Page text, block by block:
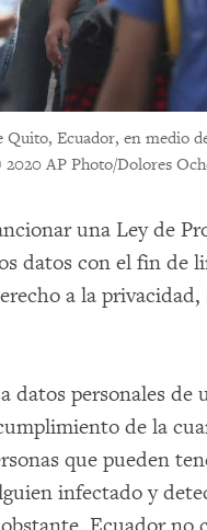
Ecuador, en medio
AP Photo/Dolores
una Ley de
datos con el fin de
a la privacidad,
datos personales de
de la
que pueden
infectado y